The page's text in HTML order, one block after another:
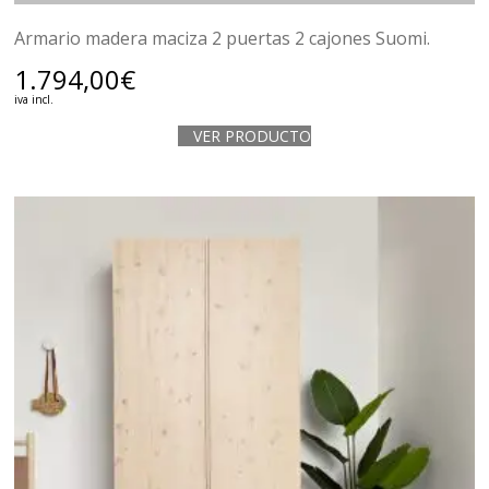
Armario madera maciza 2 puertas 2 cajones Suomi.
1.794,00€
iva incl.
VER PRODUCTO